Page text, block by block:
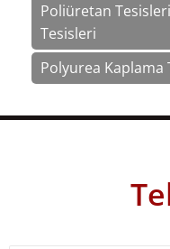
Poliüretan
Tesisleri
Polyurea Kaplama